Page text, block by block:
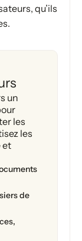
qu’ils
un
les
les
et
de